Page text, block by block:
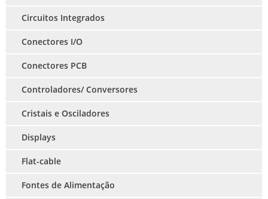
Circuitos Integrados
Conectores I/O
Conectores PCB
Controladores/ Conversores
Cristais e Osciladores
Displays
Flat-cable
Fontes de Alimentação